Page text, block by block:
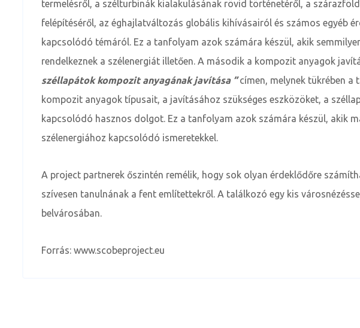
termelésről, a szélturbinák kialakulásának rövid történetéről, a
felépítéséről, az éghajlatváltozás globális kihívásairól és számos egyéb
kapcsolódó témáról. Ez a tanfolyam azok számára készül, akik
rendelkeznek a szélenergiát illetően. A második a kompozit anyagok
széllapátok kompozit anyagának javítása ”címen, melynek tükrében a
kompozit anyagok típusait, a javításához szükséges eszközöket, a
kapcsolódó hasznos dolgot. Ez a tanfolyam azok számára készül, akik
szélenergiához kapcsolódó ismeretekkel.
A project partnerek őszintén remélik, hogy sok olyan érdeklődőre
szívesen tanulnának a fent említettekről. A találkozó egy kis
belvárosában.
Forrás: www.scobeproject.eu